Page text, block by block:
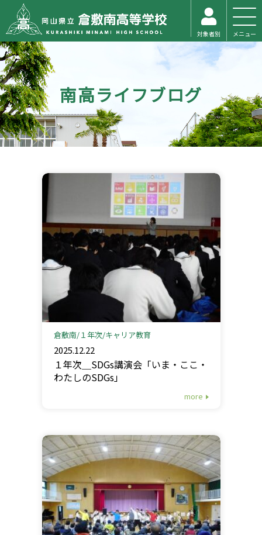
対象者別 メニュー
南高ライフブログ
倉敷南 １年次 キャリア教育
2025.12.22
１年次＿SDGs講演会「いま・ここ・
わたしのSDGs」
more